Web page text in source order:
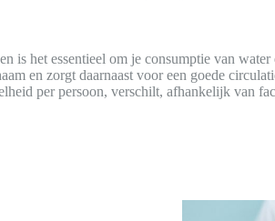
het essentieel om je consumptie van
en zorgt daarnaast voor een goede
per persoon, verschilt, afhankelijk van